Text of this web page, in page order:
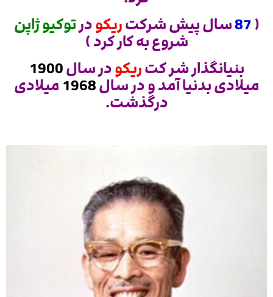
(
87سال پیش شرکتریکودرتوکیو ژاپن
شروع به کار کرد )
بنیانگذار شر کتریکودر سال1900
میلادی بدنیا آمد و در سال1968 میلادی
درگذشت.